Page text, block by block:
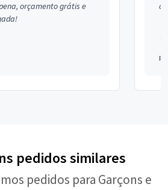
orçamento grátis e
pedidos similares
pedidos para Garçons e